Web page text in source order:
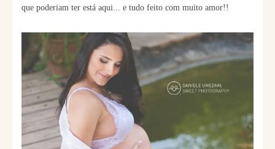
que poderiam ter está aqui... e tudo feito com muito amor!!